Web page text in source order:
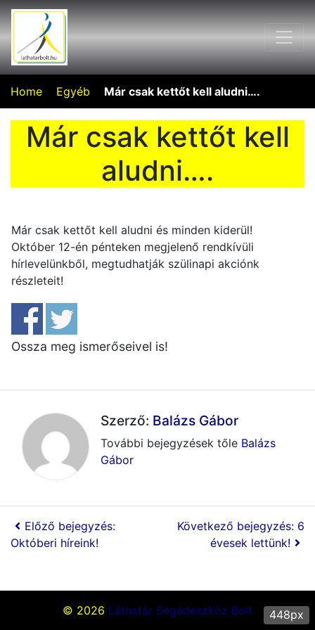
Home Egyéb Már csak kettőt kell aludni….
Már csak kettőt kell
aludni….
Már csak kettőt kell aludni és minden kiderül!
Október 12-én pénteken megjelenő rendkívüli
hírlevelünkből, megtudhatják szülinapi akciónk
részleteit!
Ossza meg ismerőseivel is!
Szerző: Balázs Gábor
További bejegyzések tőle Balázs
Gábor
Előző bejegyzés:
Októberi híreink!
Következő bejegyzés: 6
évesek lettünk!
© 2026 Láthatár Segédeszköz Bolt 448px